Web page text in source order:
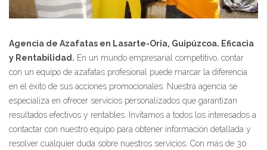
Agencia de Azafatas en Lasarte-Oria, Guipúzcoa. Eficacia
y Rentabilidad. En un mundo empresarial competitivo, contar
con un equipo de azafatas profesional puede marcar la diferencia
en el éxito de sus acciones promocionales. Nuestra agencia se
especializa en ofrecer servicios personalizados que garantizan
resultados efectivos y rentables. Invitamos a todos los interesados a
contactar con nuestro equipo para obtener información detallada y
resolver cualquier duda sobre nuestros servicios. Con más de 30